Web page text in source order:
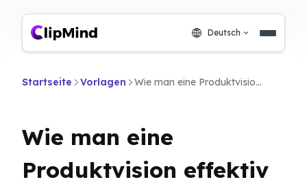
Deutsch
Startseite Vorlagen Wie man eine Produktvision effektiv kommuniziert
Wie man eine
Produktvision effektiv